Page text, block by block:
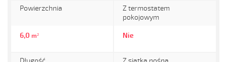
Powierzchnia
6,0 m²
Z termostatem
pokojowym
Nie